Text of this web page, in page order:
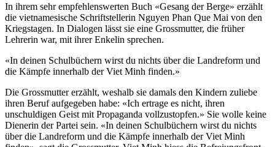
In ihrem sehr empfehlenswerten Buch «Gesang der Berge» erzählt
die vietnamesische Schriftstellerin Nguyen Phan Que Mai von den
Kriegstagen. In Dialogen lässt sie eine Grossmutter, die früher
Lehrerin war, mit ihrer Enkelin sprechen.
«In deinen Schulbüchern wirst du nichts über die Landreform und
die Kämpfe innerhalb der Viet Minh finden.»
Die Grossmutter erzählt, weshalb sie damals den Kindern zuliebe
ihren Beruf aufgegeben habe: «Ich ertrage es nicht, ihren
unschuldigen Geist mit Propaganda vollzustopfen.» Sie wolle keine
Dienerin der Partei sein. «In deinen Schulbüchern wirst du nichts
über die Landreform und die Kämpfe innerhalb der Viet Minh